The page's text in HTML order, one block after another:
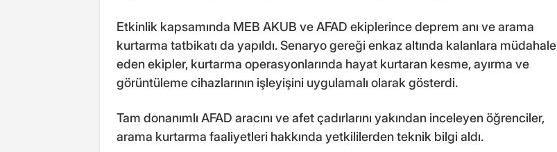
Etkinlik kapsamında MEB AKUB ve AFAD ekiplerince deprem anı ve arama
kurtarma tatbikatı da yapıldı. Senaryo gereği enkaz altında kalanlara müdahale
eden ekipler, kurtarma operasyonlarında hayat kurtaran kesme, ayırma ve
görüntüleme cihazlarının işleyişini uygulamalı olarak gösterdi.
Tam donanımlı AFAD aracını ve afet çadırlarını yakından inceleyen öğrenciler,
arama kurtarma faaliyetleri hakkında yetkililerden teknik bilgi aldı.